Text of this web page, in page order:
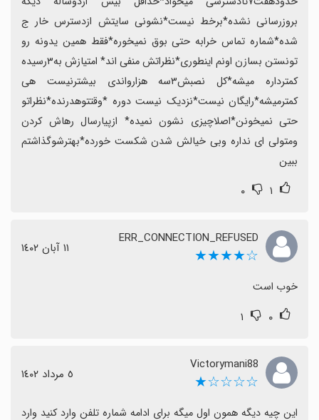
ببین
۱ ۰
ERR_CONNECTION_REFUSED
☆★★★★ ١١ آبان ١٤٠٢
خوب است
۰ ۱
Victorymani88
☆☆☆☆★ ٥ مرداد ١٤٠٢